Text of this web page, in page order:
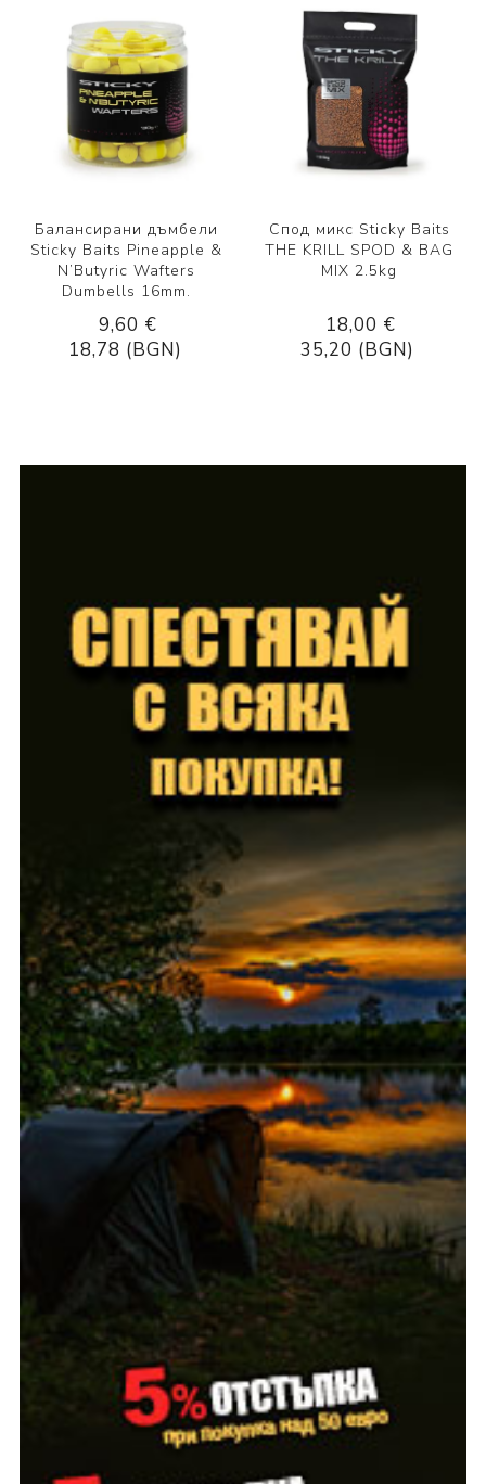
Балансирани дъмбели
Sticky Baits Pineapple &
N’Butyric Wafters
Dumbells 16mm.
9,60 €
18,78 (BGN)
Спод микс Sticky Baits
THE KRILL SPOD & BAG
MIX 2.5kg
18,00 €
35,20 (BGN)